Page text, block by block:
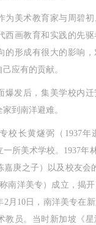
为美术教育家与周碧
西画教育和实践的先
的形成有很大的影响
应有的贡献。
爆发后，集美学校内
到南洋避难。
校长黄燧弼（1937年
所美术学校。1937年
嘉庚之子）以及校友会
南洋美专）成立，揭
2月10日，南洋美专在
教员。当时新加坡《